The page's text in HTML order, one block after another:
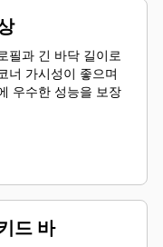
필과 긴 바닥 길이로
너 가시성이 좋으며
우수한 성능을 보장
드 바